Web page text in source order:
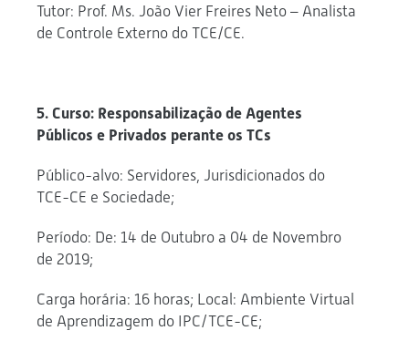
Tutor: Prof. Ms. João Vier Freires Neto – Analista
de Controle Externo do TCE/CE.
5. Curso: Responsabilização de Agentes
Públicos e Privados perante os TCs
Público-alvo: Servidores, Jurisdicionados do
TCE-CE e Sociedade;
Período: De: 14 de Outubro a 04 de Novembro
de 2019;
Carga horária: 16 horas; Local: Ambiente Virtual
de Aprendizagem do IPC/TCE-CE;